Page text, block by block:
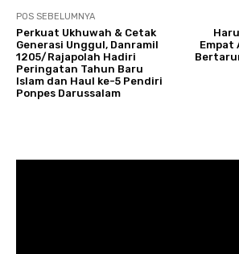
POS SEBELUMNYA
Perkuat Ukhuwah & Cetak
Generasi Unggul, Danramil
1205/Rajapolah Hadiri
Peringatan Tahun Baru
Islam dan Haul ke-5 Pendiri
Ponpes Darussalam
Empat